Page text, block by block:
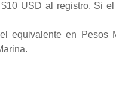
USD al registro. Si
equivalente en Pesos